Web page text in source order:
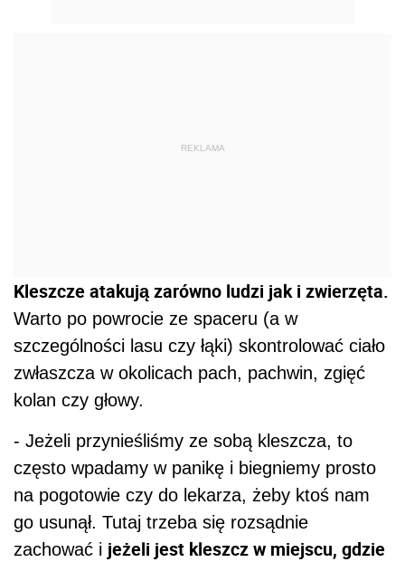
REKLAMA
Kleszcze atakują zarówno ludzi jak i zwierzęta.
Warto po powrocie ze spaceru (a w
szczególności lasu czy łąki) skontrolować ciało
zwłaszcza w okolicach pach, pachwin, zgięć
kolan czy głowy.
- Jeżeli przynieśliśmy ze sobą kleszcza, to
często wpadamy w panikę i biegniemy prosto
na pogotowie czy do lekarza, żeby ktoś nam
go usunął. Tutaj trzeba się rozsądnie
zachować i jeżeli jest kleszcz w miejscu, gdzie